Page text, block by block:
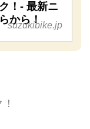
！- 最新ニ
から！
suzukibike.jp